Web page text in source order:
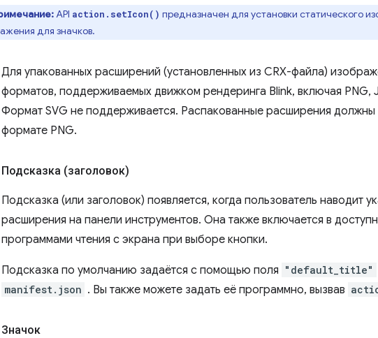
API action.setIcon() предназначен для установки статического
для значков.
Для упакованных расширений (установленных из CRX-файла)
форматов, поддерживаемых движком рендеринга Blink, включая PNG,
Формат SVG не поддерживается. Распакованные расширения должны
формате PNG.
Подсказка (заголовок)
Подсказка (или заголовок) появляется, когда пользователь наводит
расширения на панели инструментов. Она также включается в
программами чтения с экрана при выборе кнопки.
Подсказка по умолчанию задаётся с помощью поля "default_title"
manifest.json . Вы также можете задать её программно, вызвав
Значок